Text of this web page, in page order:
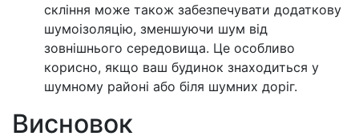
скління може також забезпечувати додаткову
шумоізоляцію, зменшуючи шум від
зовнішнього середовища. Це особливо
корисно, якщо ваш будинок знаходиться у
шумному районі або біля шумних доріг.
Висновок